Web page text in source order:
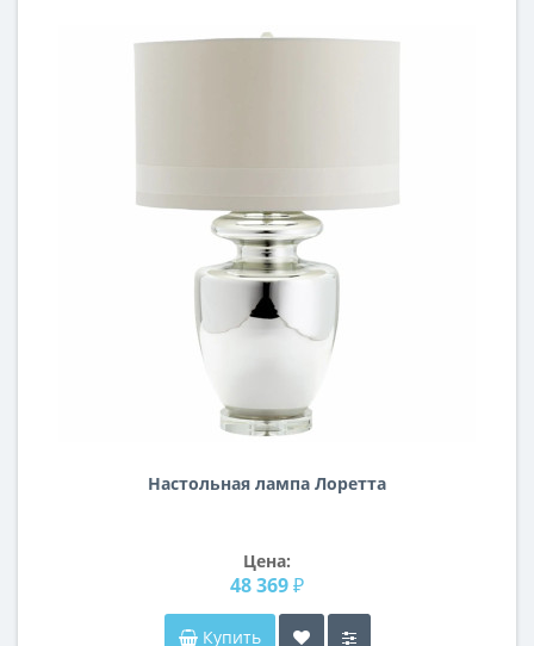
Настольная лампа Лоретта
Цена:
48 369 ₽
Купить